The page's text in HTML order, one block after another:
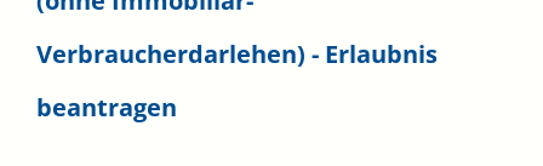
Verbraucherdarlehen) - Erlaubnis
beantragen